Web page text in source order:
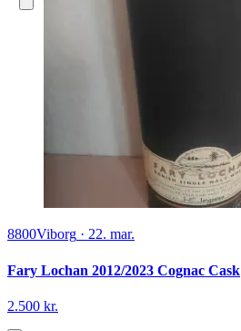
8800Viborg · 22. mar.
Fary Lochan 2012/2023 Cognac Cask
2.500 kr.